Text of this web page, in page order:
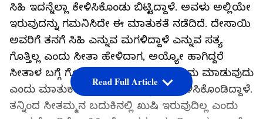
ಸಿಹಿ ಇದನ್ನೆಲ್ಲಾ ಕೇಳಿಸಿಕೊಂಡು ಬಿಟ್ಟಿದ್ದಾಳೆ. ಅವಳು ಅಲ್ಲಿಯೇ
ಇರುವುದನ್ನು ಗಮನಿಸಿದೇ ಈ ಮಾತುಕತೆ ನಡೆದಿದೆ. ದೇಸಾಯಿ
ಅವರಿಗೆ ತನಗೆ ಸಿಹಿ ಎನ್ನುವ ಮಗಳಿದ್ದಾಳೆ ಎನ್ನುವ ಸತ್ಯ
ಗೊತ್ತಿಲ್ಲ ಎಂದು ಸೀತಾ ಹೇಳಿದಾಗ, ಅಯ್ಯೋ ಹಾಗಿದ್ದರೆ
ಸೀತಾಳ ಬಗ್ಗೆ ಗೊತ್ತಾದರೆ ಒಪ್ಪಿಕೊಳ್ಳದಿದ್ದರೆ ಏನು ಮಾಡುವುದು
ಎಂದು ಮಾತುಕತೆ ನಡೆದಿದೆ. ಇದನ್ನು ಸಿಹಿ ಕೇಳಿಸಿಕೊಂಡಿದ್ದಾಳೆ.
ತನ್ನಿಂದ ಸೀತಮ್ಮನ ಬದುಕಿನಲ್ಲಿ ಖುಷಿ ಇರುವುದಿಲ್ಲ ಎಂದು
Read Full Article